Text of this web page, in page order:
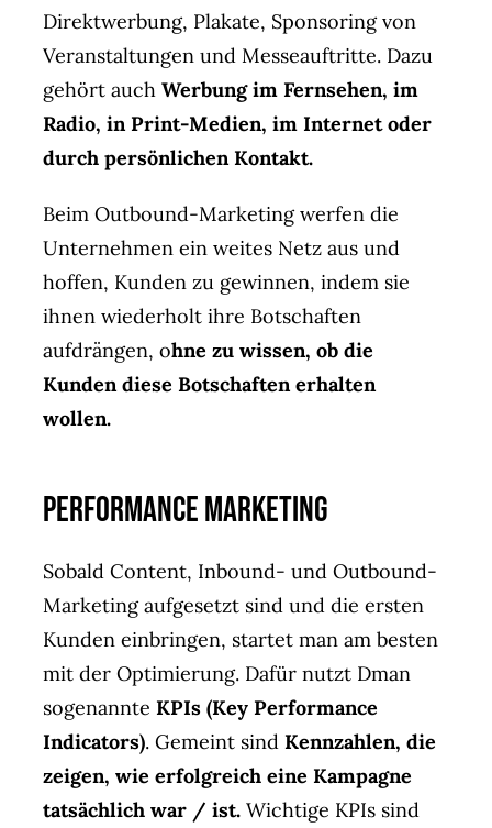
Direktwerbung, Plakate, Sponsoring von
Veranstaltungen und Messeauftritte. Dazu
gehört auch Werbung im Fernsehen, im
Radio, in Print-Medien, im Internet oder
durch persönlichen Kontakt.
Beim Outbound-Marketing werfen die
Unternehmen ein weites Netz aus und
hoffen, Kunden zu gewinnen, indem sie
ihnen wiederholt ihre Botschaften
aufdrängen, ohne zu wissen, ob die
Kunden diese Botschaften erhalten
wollen.
Performance Marketing
Sobald Content, Inbound- und Outbound-
Marketing aufgesetzt sind und die ersten
Kunden einbringen, startet man am besten
mit der Optimierung. Dafür nutzt Dman
sogenannte KPIs (Key Performance
Indicators). Gemeint sind Kennzahlen, die
zeigen, wie erfolgreich eine Kampagne
tatsächlich war / ist.Wichtige KPIs sind